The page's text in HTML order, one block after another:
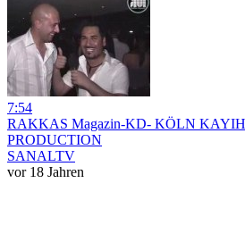
7:54
RAKKAS Magazin-KD- KÖLN
PRODUCTION
SANALTV
vor 18 Jahren